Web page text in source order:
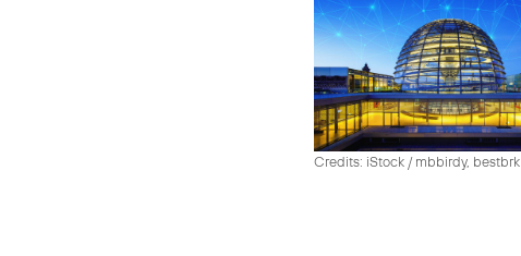
Credits: iStock / mbbirdy, bestbrk